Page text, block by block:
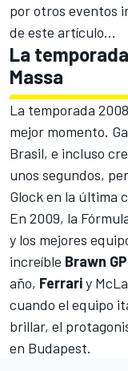
por otros eventos
de este artículo...
La
Massa
La temporada
mejor momento.
Brasil, e incluso
unos segundos,
Glocken la última
En 2009, la
y los mejores
increíble Brawn GP
año, Ferrariy
cuando el equipo
brillar, el
en Budapest.